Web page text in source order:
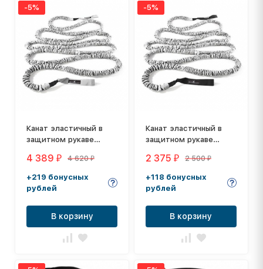
-5%
Канат эластичный в
защитном рукаве
Rope, длина: 7 метров
4 389₽ 4 620₽
+219 бонусных
рублей
В корзину
-5%
Канат эластичный в
защитном рукаве
Rope, длина: 6 метров
2 375₽ 2 500₽
+118 бонусных
рублей
В корзину